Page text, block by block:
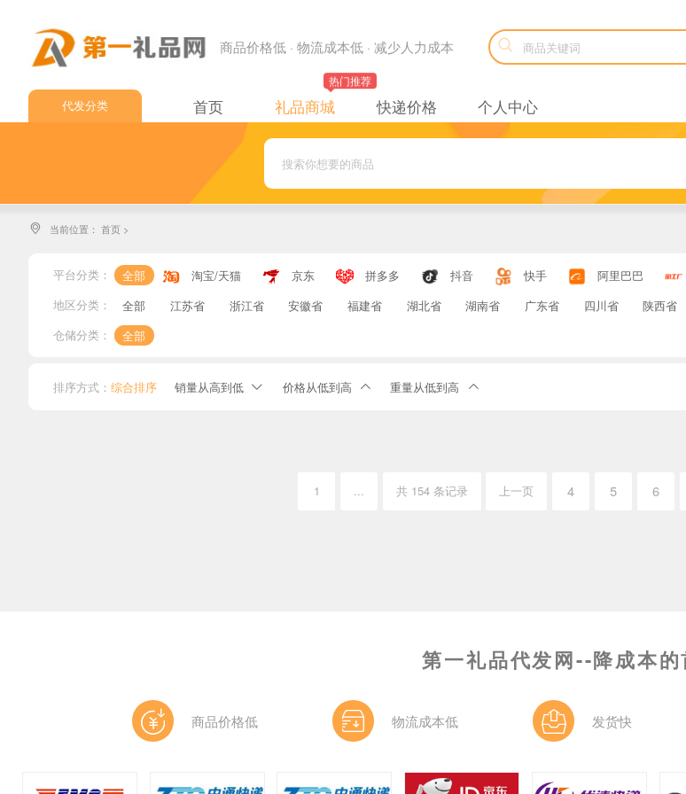
商品价格低 · 物流成本低 · 减少人力成本 
代发分类
圆通快递
韵达快递
极兔快递
顺丰速运
邮政EMS
首页
热门推荐
礼品商城 快递价格 个人中心
 当前位置：首页 >
平台分类： 全部 淘宝/天猫 京东 拼多多 抖音 快手 阿里巴巴
地区分类：
全部 江苏省 浙江省 安徽省 福建省 湖北省 湖南省 广东省 四川省
陕西省
仓储分类：
全部
排序方式： 综合排序 销量从高到低  价格从低到高  重量从低到高 
1 ... 共 154 条记录 上一页 4 5 6
第一礼品代发网--降成本的
商品价格低 物流成本低 发货快